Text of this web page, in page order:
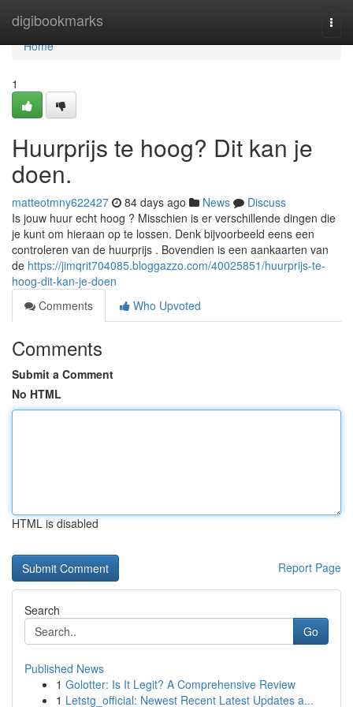
digibookmarks
Home
Home
1
Huurprijs te hoog? Dit kan je
doen.
matteotmny622427 84 days ago News
Discuss
Is jouw huur echt hoog ? Misschien is er verschillende dingen die
je kunt om hieraan op te lossen. Denk bijvoorbeeld eens een
controleren van de huurprijs . Bovendien is een aankaarten van
de https://jimqrit704085.bloggazzo.com/40025851/huurprijs-te-
hoog-dit-kan-je-doen
Comments
Who Upvoted
Comments
Submit a Comment
No HTML
HTML is disabled
Report Page
Search
Go
Published News
1 Golotter: Is It Legit? A Comprehensive Review
1 Letstg_official: Newest Recent Latest Updates a...